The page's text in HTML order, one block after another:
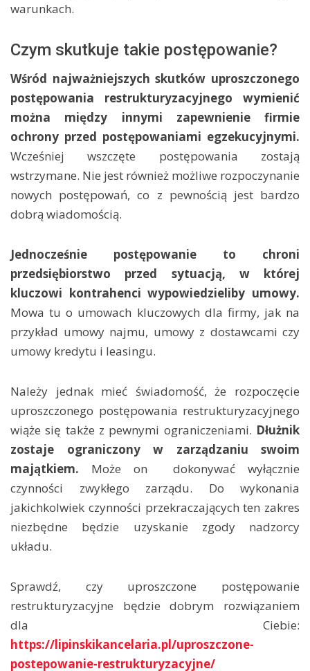
warunkach.
Czym skutkuje takie postępowanie?
Wśród najważniejszych skutków uproszczonego
postępowania restrukturyzacyjnego wymienić
można między innymi zapewnienie firmie
ochrony przed postępowaniami egzekucyjnymi.
Wcześniej wszczęte postępowania zostają
wstrzymane. Nie jest również możliwe rozpoczynanie
nowych postępowań, co z pewnością jest bardzo
dobrą wiadomością.
Jednocześnie postępowanie to chroni
przedsiębiorstwo przed sytuacją, w której
kluczowi kontrahenci wypowiedzieliby umowy.
Mowa tu o umowach kluczowych dla firmy, jak na
przykład umowy najmu, umowy z dostawcami czy
umowy kredytu i leasingu.
Należy jednak mieć świadomość, że rozpoczęcie
uproszczonego postępowania restrukturyzacyjnego
wiąże się także z pewnymi ograniczeniami. Dłużnik
zostaje ograniczony w zarządzaniu swoim
majątkiem. Może on dokonywać wyłącznie
czynności zwykłego zarządu. Do wykonania
jakichkolwiek czynności przekraczających ten zakres
niezbędne będzie uzyskanie zgody nadzorcy
układu.
Sprawdź, czy uproszczone postępowanie
restrukturyzacyjne będzie dobrym rozwiązaniem
dla Ciebie:
https://lipinskikancelaria.pl/uproszczone-
postepowanie-restrukturyzacyjne/